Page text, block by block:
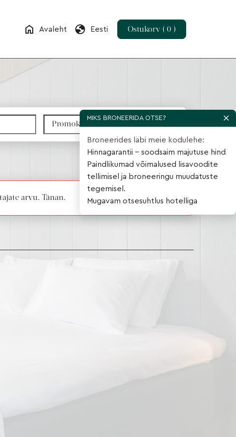
home Avaleht globe Eesti Ostukorv ( 0 )
MIKS BRONEERIDA OTSE?
Broneerides läbi meie kodulehe:
Hinnagarantii – soodsaim majutuse hind
Paindlikumad võimalused lisavoodite
tellimisel ja broneeringu muudatuste
tegemisel.
Mugavam otsesuhtlus hotelliga
1tuba |1 öö
arvu. Tänan.